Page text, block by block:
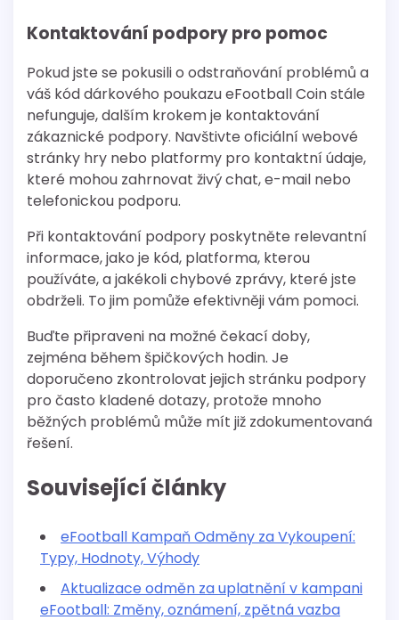
Kontaktování podpory pro pomoc
Pokud jste se pokusili o odstraňování problémů a
váš kód dárkového poukazu eFootball Coin stále
nefunguje, dalším krokem je kontaktování
zákaznické podpory. Navštivte oficiální webové
stránky hry nebo platformy pro kontaktní údaje,
které mohou zahrnovat živý chat, e-mail nebo
telefonickou podporu.
Při kontaktování podpory poskytněte relevantní
informace, jako je kód, platforma, kterou
používáte, a jakékoli chybové zprávy, které jste
obdrželi. To jim pomůže efektivněji vám pomoci.
Buďte připraveni na možné čekací doby,
zejména během špičkových hodin. Je
doporučeno zkontrolovat jejich stránku podpory
pro často kladené dotazy, protože mnoho
běžných problémů může mít již zdokumentovaná
řešení.
Související články
eFootball Kampaň Odměny za Vykoupení:
Typy, Hodnoty, Výhody
Aktualizace odměn za uplatnění v kampani
eFootball: Změny, oznámení, zpětná vazba